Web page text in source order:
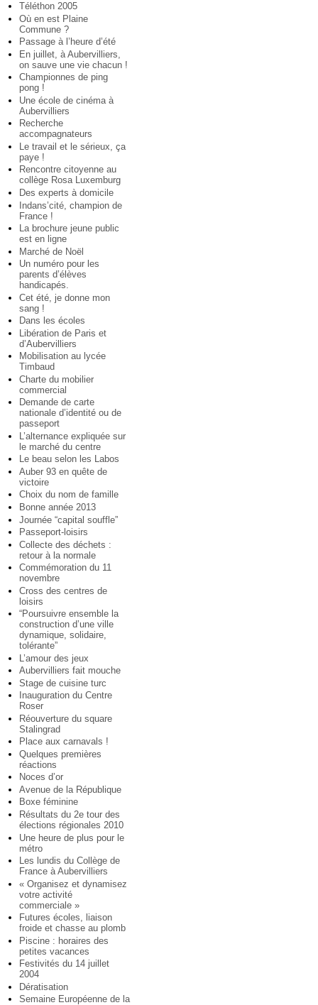
Téléthon 2005
Où en est Plaine
Commune ?
Passage à l’heure d’été
En juillet, à Aubervilliers,
on sauve une vie chacun !
Championnes de ping
pong !
Une école de cinéma à
Aubervilliers
Recherche
accompagnateurs
Le travail et le sérieux, ça
paye !
Rencontre citoyenne au
collège Rosa Luxemburg
Des experts à domicile
Indans’cité, champion de
France !
La brochure jeune public
est en ligne
Marché de Noël
Un numéro pour les
parents d’élèves
handicapés.
Cet été, je donne mon
sang !
Dans les écoles
Libération de Paris et
d’Aubervilliers
Mobilisation au lycée
Timbaud
Charte du mobilier
commercial
Demande de carte
nationale d’identité ou de
passeport
L’alternance expliquée sur
le marché du centre
Le beau selon les Labos
Auber 93 en quête de
victoire
Choix du nom de famille
Bonne année 2013
Journée “capital souffle”
Passeport-loisirs
Collecte des déchets :
retour à la normale
Commémoration du 11
novembre
Cross des centres de
loisirs
“Poursuivre ensemble la
construction d’une ville
dynamique, solidaire,
tolérante”
L’amour des jeux
Aubervilliers fait mouche
Stage de cuisine turc
Inauguration du Centre
Roser
Réouverture du square
Stalingrad
Place aux carnavals !
Quelques premières
réactions
Noces d’or
Avenue de la République
Boxe féminine
Résultats du 2e tour des
élections régionales 2010
Une heure de plus pour le
métro
Les lundis du Collège de
France à Aubervilliers
« Organisez et dynamisez
votre activité
commerciale »
Futures écoles, liaison
froide et chasse au plomb
Piscine : horaires des
petites vacances
Festivités du 14 juillet
2004
Dératisation
Semaine Européenne de la